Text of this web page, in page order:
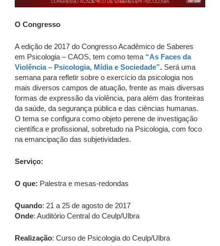
O Congresso
A edição de 2017 do Congresso Acadêmico de Saberes
em Psicologia – CAOS, tem como tema “As Faces da
Violência – Psicologia, Mídia e Sociedade”. Será uma
semana para refletir sobre o exercício da psicologia nos
mais diversos campos de atuação, frente as mais diversas
formas de expressão da violência, para além das fronteiras
da saúde, da segurança pública e das ciências humanas.
O tema se configura como objeto perene de investigação
científica e profissional, sobretudo na Psicologia, com foco
na emancipação das subjetividades.
Serviço:
O que: Palestra e mesas-redondas
Quando: 21 a 25 de agosto de 2017
Onde: Auditório Central do Ceulp/Ulbra
Realização: Curso de Psicologia do Ceulp/Ulbra